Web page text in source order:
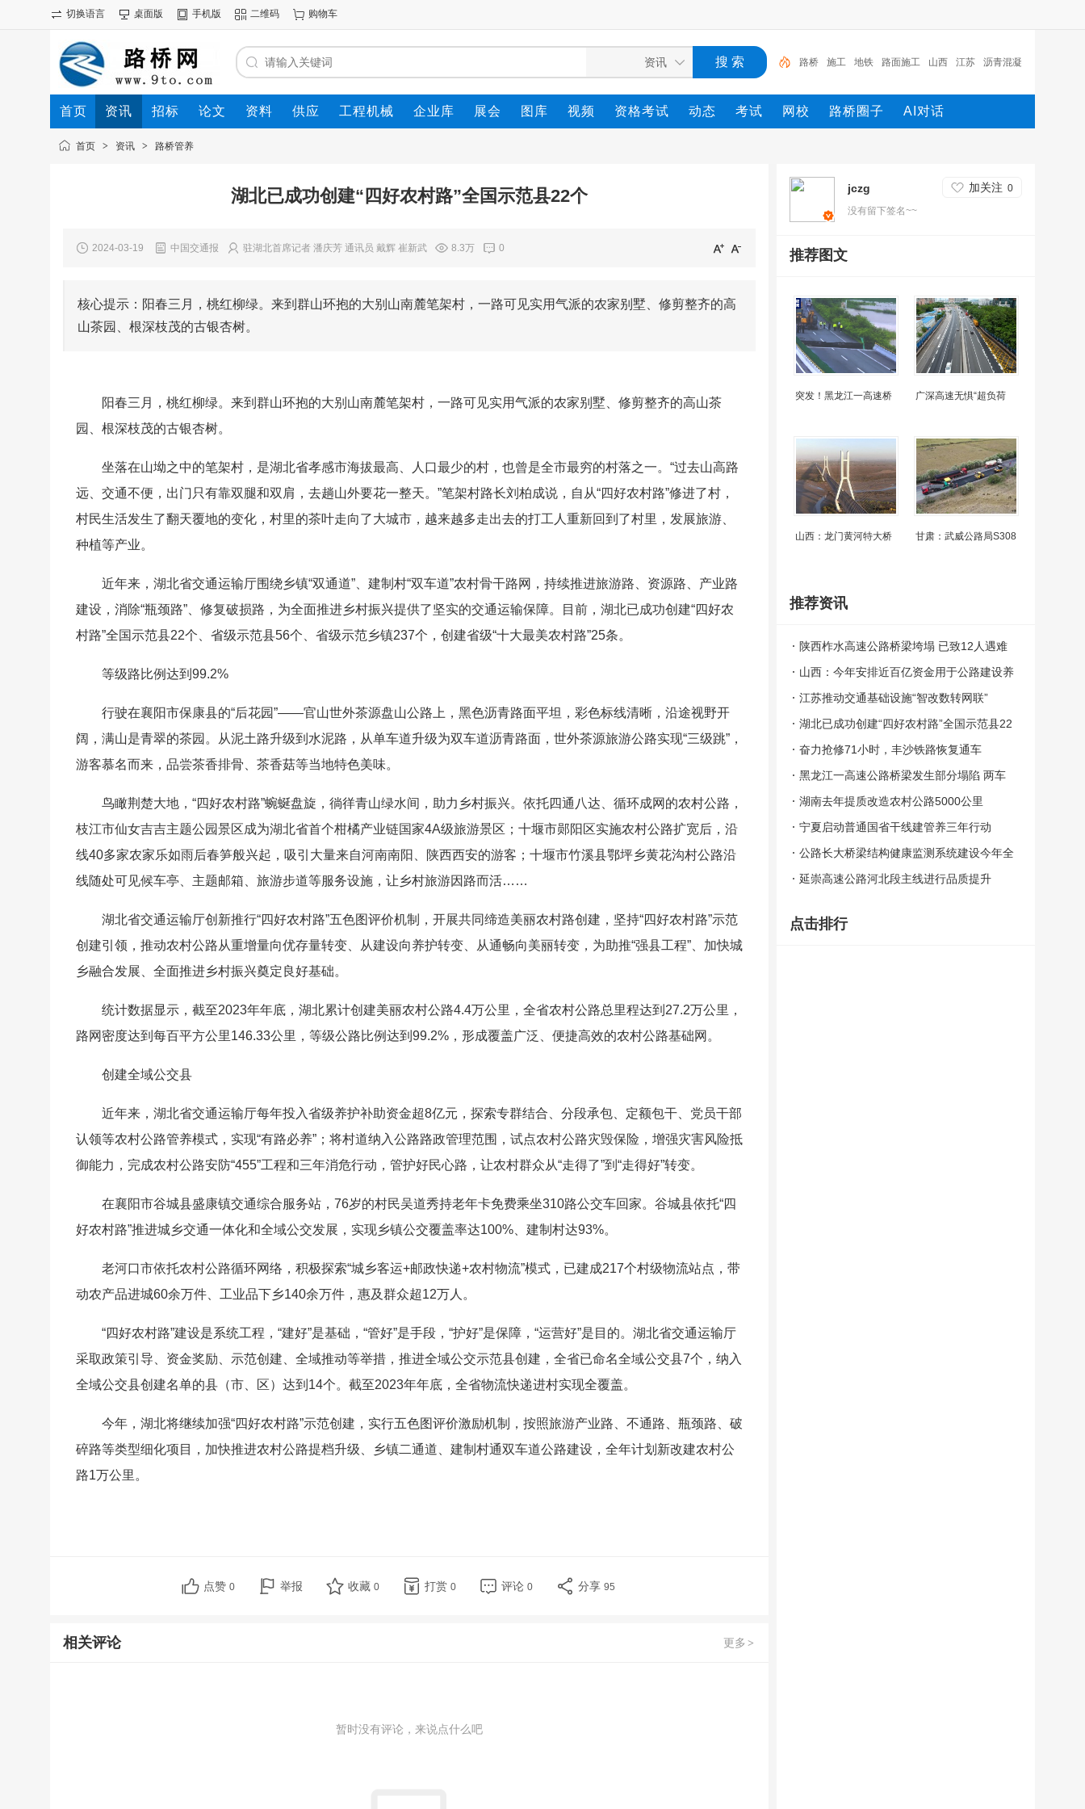
切换语言 桌面版 手机版 二维码 购物车
路桥 施工 地铁 路面施工 山西 江苏 沥青混凝
土 工程 湖北 机械
首页 资讯 招标 论文 资料 供应 工程机械 企业库 展会 图库 视频 资格考试 动态 考试 网校 路桥圈子 AI对话
首页 > 资讯 > 路桥管养
湖北已成功创建“四好农村路”全国示范县22个
2024-03-19 中国交通报 驻湖北首席记者 潘庆芳 通讯员 戴辉 崔新武 8.3万 0
核心提示：阳春三月，桃红柳绿。来到群山环抱的大别山南麓笔架村，一路可见实用气派的农家别墅、修剪整齐的高
山茶园、根深枝茂的古银杏树。
阳春三月，桃红柳绿。来到群山环抱的大别山南麓笔架村，一路可见实用气派的农家别墅、修剪整齐的高山茶
园、根深枝茂的古银杏树。
坐落在山坳之中的笔架村，是湖北省孝感市海拔最高、人口最少的村，也曾是全市最穷的村落之一。“过去山高路
远、交通不便，出门只有靠双腿和双肩，去趟山外要花一整天。”笔架村路长刘柏成说，自从“四好农村路”修进了村，
村民生活发生了翻天覆地的变化，村里的茶叶走向了大城市，越来越多走出去的打工人重新回到了村里，发展旅游、
种植等产业。
近年来，湖北省交通运输厅围绕乡镇“双通道”、建制村“双车道”农村骨干路网，持续推进旅游路、资源路、产业路
建设，消除“瓶颈路”、修复破损路，为全面推进乡村振兴提供了坚实的交通运输保障。目前，湖北已成功创建“四好农
村路”全国示范县22个、省级示范县56个、省级示范乡镇237个，创建省级“十大最美农村路”25条。
等级路比例达到99.2%
行驶在襄阳市保康县的“后花园”——官山世外茶源盘山公路上，黑色沥青路面平坦，彩色标线清晰，沿途视野开
阔，满山是青翠的茶园。从泥土路升级到水泥路，从单车道升级为双车道沥青路面，世外茶源旅游公路实现“三级跳”，
游客慕名而来，品尝茶香排骨、茶香菇等当地特色美味。
鸟瞰荆楚大地，“四好农村路”蜿蜒盘旋，徜徉青山绿水间，助力乡村振兴。依托四通八达、循环成网的农村公路，
枝江市仙女吉吉主题公园景区成为湖北省首个柑橘产业链国家4A级旅游景区；十堰市郧阳区实施农村公路扩宽后，沿
线40多家农家乐如雨后春笋般兴起，吸引大量来自河南南阳、陕西西安的游客；十堰市竹溪县鄂坪乡黄花沟村公路沿
线随处可见候车亭、主题邮箱、旅游步道等服务设施，让乡村旅游因路而活……
湖北省交通运输厅创新推行“四好农村路”五色图评价机制，开展共同缔造美丽农村路创建，坚持“四好农村路”示范
创建引领，推动农村公路从重增量向优存量转变、从建设向养护转变、从通畅向美丽转变，为助推“强县工程”、加快城
乡融合发展、全面推进乡村振兴奠定良好基础。
统计数据显示，截至2023年年底，湖北累计创建美丽农村公路4.4万公里，全省农村公路总里程达到27.2万公里，
路网密度达到每百平方公里146.33公里，等级公路比例达到99.2%，形成覆盖广泛、便捷高效的农村公路基础网。
创建全域公交县
近年来，湖北省交通运输厅每年投入省级养护补助资金超8亿元，探索专群结合、分段承包、定额包干、党员干部
认领等农村公路管养模式，实现“有路必养”；将村道纳入公路路政管理范围，试点农村公路灾毁保险，增强灾害风险抵
御能力，完成农村公路安防“455”工程和三年消危行动，管护好民心路，让农村群众从“走得了”到“走得好”转变。
在襄阳市谷城县盛康镇交通综合服务站，76岁的村民吴道秀持老年卡免费乘坐310路公交车回家。谷城县依托“四
好农村路”推进城乡交通一体化和全域公交发展，实现乡镇公交覆盖率达100%、建制村达93%。
老河口市依托农村公路循环网络，积极探索“城乡客运+邮政快递+农村物流”模式，已建成217个村级物流站点，带
动农产品进城60余万件、工业品下乡140余万件，惠及群众超12万人。
“四好农村路”建设是系统工程，“建好”是基础，“管好”是手段，“护好”是保障，“运营好”是目的。湖北省交通运输厅
采取政策引导、资金奖励、示范创建、全域推动等举措，推进全域公交示范县创建，全省已命名全域公交县7个，纳入
全域公交县创建名单的县（市、区）达到14个。截至2023年年底，全省物流快递进村实现全覆盖。
今年，湖北将继续加强“四好农村路”示范创建，实行五色图评价激励机制，按照旅游产业路、不通路、瓶颈路、破
碎路等类型细化项目，加快推进农村公路提档升级、乡镇二通道、建制村通双车道公路建设，全年计划新改建农村公
路1万公里。
点赞 0 举报 收藏 0 打赏 0 评论 0 分享 95
更多 >
相关评论
暂时没有评论，来说点什么吧
jczg 加关注 0
没有留下签名~~
推荐图文
突发！黑龙江一高速桥 广深高速无惧“超负荷
山西：龙门黄河特大桥 甘肃：武威公路局S308
推荐资讯
陕西柞水高速公路桥梁垮塌 已致12人遇难
31人失联
山西：今年安排近百亿资金用于公路建设养
护
江苏推动交通基础设施“智改数转网联”
湖北已成功创建“四好农村路”全国示范县22
个
奋力抢修71小时，丰沙铁路恢复通车
黑龙江一高速公路桥梁发生部分塌陷 两车
坠入
湖南去年提质改造农村公路5000公里
宁夏启动普通国省干线建管养三年行动
公路长大桥梁结构健康监测系统建设今年全
面推开
延崇高速公路河北段主线进行品质提升
点击排行